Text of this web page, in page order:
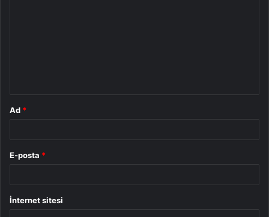
Ad *
E-posta *
İnternet sitesi